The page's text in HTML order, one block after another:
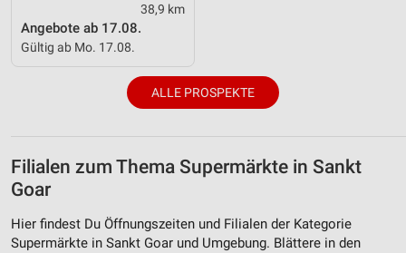
38,9 km
Angebote ab 17.08.
Gültig ab Mo. 17.08.
ALLE PROSPEKTE
Filialen zum Thema Supermärkte in Sankt
Goar
Hier findest Du Öffnungszeiten und Filialen der Kategorie
Supermärkte in Sankt Goar und Umgebung. Blättere in den